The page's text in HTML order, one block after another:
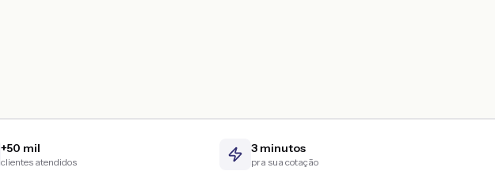
+50 mil
clientes atendidos
3 minutos
pra sua cotação